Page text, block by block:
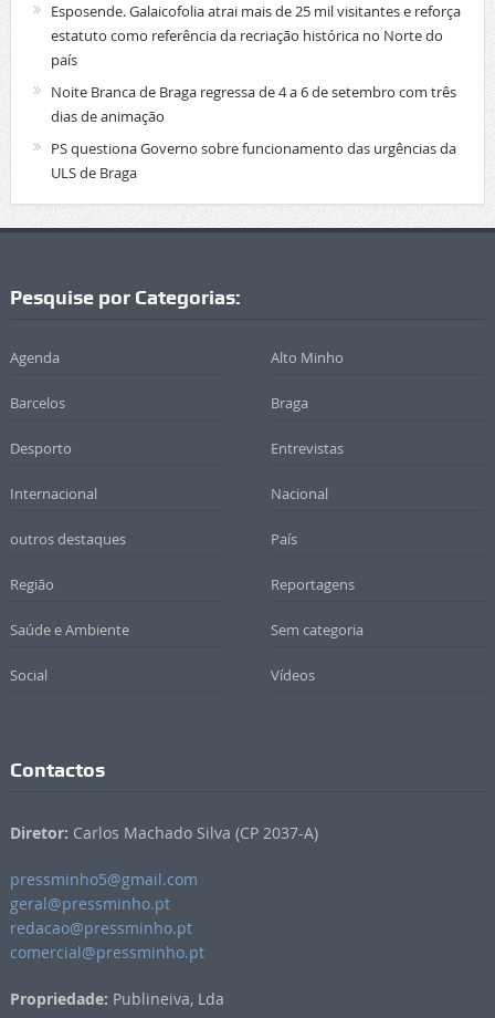
Esposende. Galaicofolia atrai mais de 25 mil visitantes e reforça
estatuto como referência da recriação histórica no Norte do
país
Noite Branca de Braga regressa de 4 a 6 de setembro com três
dias de animação
PS questiona Governo sobre funcionamento das urgências da
ULS de Braga
Pesquise por Categorias:
Agenda Alto Minho
Barcelos Braga
Desporto Entrevistas
Internacional Nacional
outros destaques País
Região Reportagens
Saúde e Ambiente Sem categoria
Social Vídeos
Contactos
Diretor: Carlos Machado Silva (CP 2037-A)
pressminho5@gmail.com
geral@pressminho.pt
redacao@pressminho.pt
comercial@pressminho.pt
Propriedade: Publineiva, Lda